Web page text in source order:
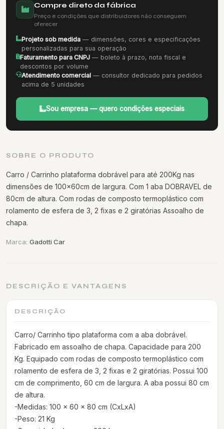
Compre direto da fábrica
Preço e condições que distribuidores não conseguem
oferecer
Projeto sob medida — dimensões, cores e especificações
personalizadas para sua operação
Faturamento para CNPJ — boleto à prazo, nota fiscal e
descontos por volume
Atendimento comercial — consultor dedicado para pedidos
acima de 5 unidades
Sou empresa — quero condições especiais
SOBRE O PRODUTO
Carro / Carrinho plataforma dobrável para até 200Kg nas
dimensões de 100x60cm de largura. Com 1 aba DOBRAVEL de
80cm de altura. Com rodas de composto termoplástico com
rolamento de esfera de 3, 2 fixas e 2 giratórias Assoalho de
chapa.
Marca: Gadotti Car
DESCRIÇÃO E VANTAGENS
DESCRIÇÃO
Carro/ Carrinho tipo plataforma com a aba dobrável.
Fabricado em assoalho de chapa. Capacidade para 200
Kg. Equipado com rodas de composto termoplástico com
rolamento de esfera de 3, 2 fixas e 2 giratórias. Possui 100
cm de comprimento, 60 cm de largura. A aba possui 80 cm
de altura.
-Medidas: 100 x 60 x 80 cm (CxLxA)
-Peso: 21 Kg